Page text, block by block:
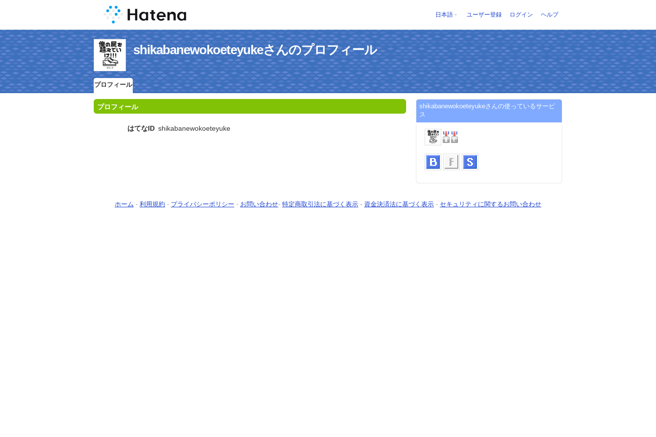
日本語 ユーザー登録 ログイン ヘルプ
shikabanewokoeteyukeさんのプロフィール
プロフィール
プロフィール
はてなID shikabanewokoeteyuke
shikabanewokoeteyukeさんの使っているサービ
ス
ホーム - 利用規約 - プライバシーポリシー - お問い合わせ- 特定商取引法に基づく表示 - 資金決済法に基づく表示 - セキュリティに関するお問い合わせ